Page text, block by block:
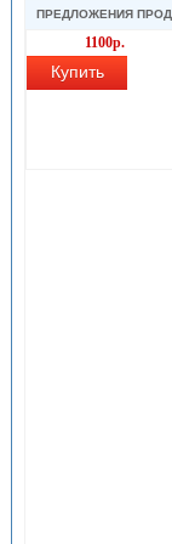
ПРЕДЛОЖЕНИЯ
1100р.
Купить